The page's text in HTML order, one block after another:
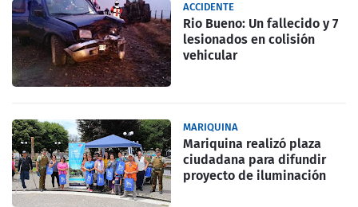
ACCIDENTE
Rio Bueno: Un fallecido y 7
lesionados en colisión
vehicular
MARIQUINA
Mariquina realizó plaza
ciudadana para difundir
proyecto de iluminación